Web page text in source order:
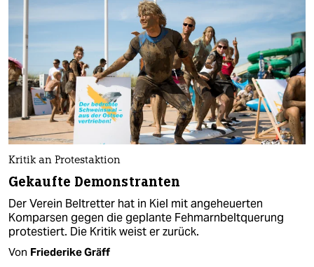
Kritik an Protestaktion
Gekaufte Demonstranten
Der Verein Beltretter hat in Kiel mit angeheuerten
Komparsen gegen die geplante Fehmarnbeltquerung
protestiert. Die Kritik weist er zurück.
Von Friederike Gräff